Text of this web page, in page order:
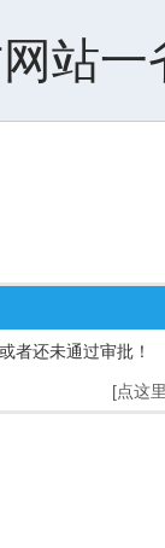
站一
者还未通过审批！
[点这